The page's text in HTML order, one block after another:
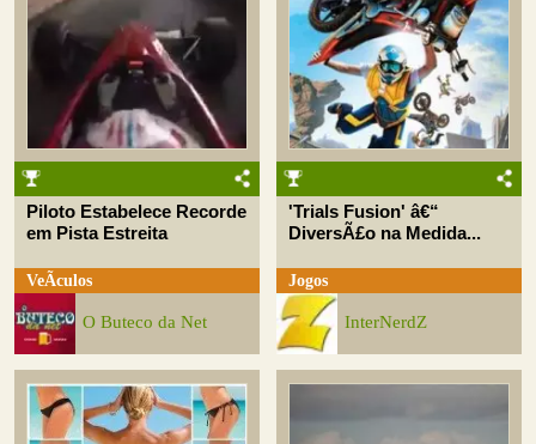
Piloto Estabelece Recorde
em Pista Estreita
VeÃ­culos
O Buteco da Net
'Trials Fusion' â€“
DiversÃ£o na Medida...
Jogos
InterNerdZ